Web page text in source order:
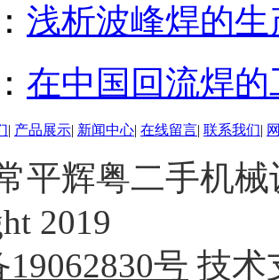
浅析波峰焊的
在中国回流焊
| 产品展示| 新闻中心| 在线留言| 联系我们|
平辉粤二手机
2019
号 技术